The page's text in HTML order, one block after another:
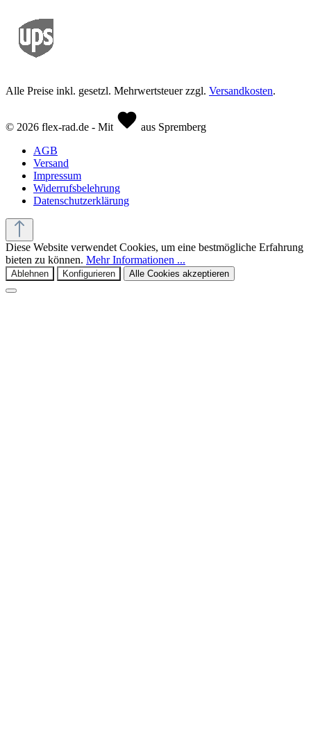
Alle Preise inkl. gesetzl. Mehrwertsteuer zzgl. Versandkosten.
© 2026 flex-rad.de - Mit
aus Spremberg
AGB
Versand
Impressum
Widerrufsbelehrung
Datenschutzerklärung
Diese Website verwendet Cookies, um eine bestmögliche Erfahrung
bieten zu können. Mehr Informationen ...
Ablehnen Konfigurieren Alle Cookies akzeptieren